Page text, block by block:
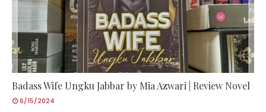
Badass Wife Ungku Jabbar by Mia Azwari | Review Novel
6/15/2024